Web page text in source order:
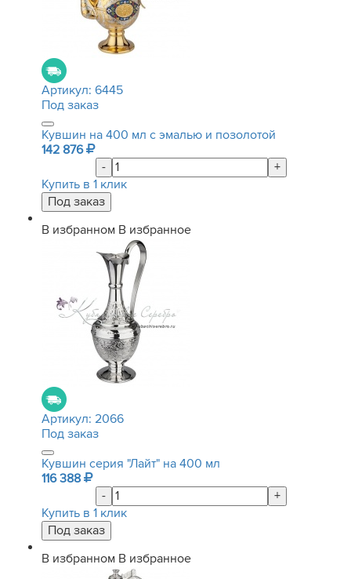
Артикул: 6445
Под заказ
Кувшин на 400 мл с эмалью и позолотой
142 876
-
+
Купить в 1 клик
В избранном В избранное
Артикул: 2066
Под заказ
Кувшин серия "Лайт" на 400 мл
116 388
-
+
Купить в 1 клик
В избранном В избранное